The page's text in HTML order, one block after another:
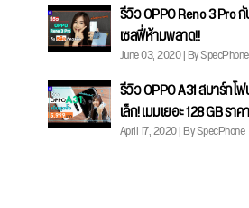
รีวิว OPPO Reno 3 Pro
เซลฟี่ห้ามพลาด!!
June 03, 2020 | By SpecPhone
รีวิว OPPO A31 สมาร์ทโ
เล็ก! เมมเยอะ 128 GB รา
April 17, 2020 | By SpecPhone